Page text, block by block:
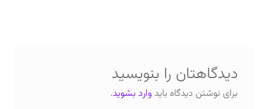
دیدگاهتان را بنویسید
برای نوشتن دیدگاه باید وارد بشوید.